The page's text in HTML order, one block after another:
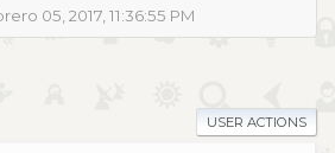
05, 2017, 11:36:55 PM
USER ACTIONS